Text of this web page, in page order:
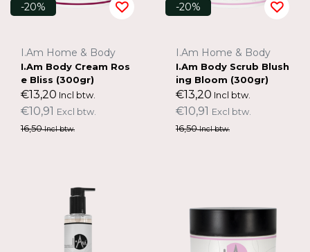
-20%
I.Am Home & Body
I.Am Body Cream Ros
e Bliss (300gr)
€13,20 Incl btw.
€10,91 Excl btw.
16,50Incl btw.
-20%
I.Am Home & Body
I.Am Body Scrub Blush
ing Bloom (300gr)
€13,20 Incl btw.
€10,91 Excl btw.
16,50Incl btw.